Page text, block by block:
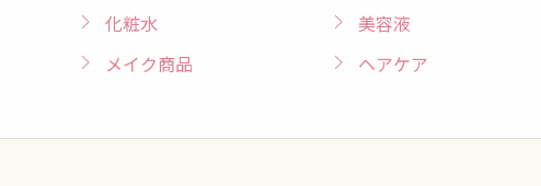
化粧水 美容液
メイク商品 ヘアケア